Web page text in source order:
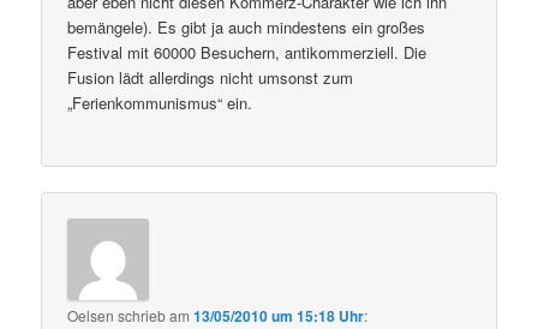
bemängele). Es gibt ja auch mindestens ein großes
Festival mit 60000 Besuchern, antikommerziell. Die
Fusion lädt allerdings nicht umsonst zum
„Ferienkommunismus“ ein.
Oelsen schriebam13/05/2010 um 15:18 Uhr: